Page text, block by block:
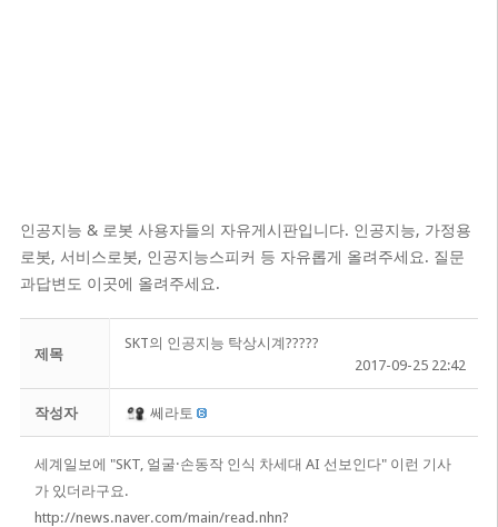
인공지능 & 로봇 사용자들의 자유게시판입니다. 인공지능, 가정용
로봇, 서비스로봇, 인공지능스피커 등 자유롭게 올려주세요. 질문
과답변도 이곳에 올려주세요.
제목
SKT의 인공지능 탁상시계?????
2017-09-25 22:42
작성자 쎄라토
세계일보에 "SKT, 얼굴·손동작 인식 차세대 AI 선보인다" 이런 기사
가 있더라구요.
http://news.naver.com/main/read.nhn?